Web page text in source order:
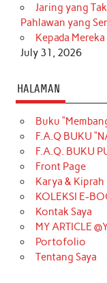
Jaring yang
Pahlawan yang
Kepada
July 31, 2026
HALAMAN
Buku
F.A.Q BUKU
F.A.Q. BUKU
Front Page
Karya & Kiprah
KOLEKSI E-
Kontak Saya
MY ARTICLE
Portofolio
Tentang Saya